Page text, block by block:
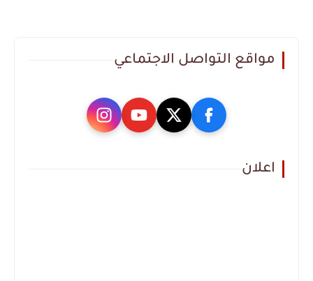
مواقع التواصل الاجتماعي
اعلان